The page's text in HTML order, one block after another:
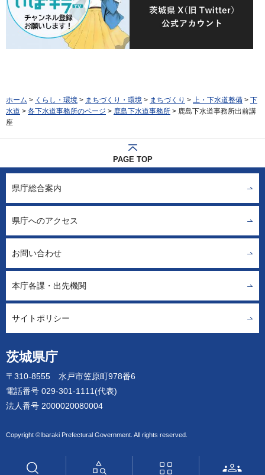
ホーム > くらし・環境 > まちづくり・環境 > まちづくり > 上・下水道整備 > 下
水道 > 各下水道事務所のページ > 鹿島下水道事務所 > 鹿島下水道事務所出前講
座
PAGE TOP
茨城県庁
〒310-8555 水戸市笠原町978番6
電話番号 029-301-1111(代表)
法人番号 2000020080004
Copyright ©Ibaraki Prefectural Government. All rights reserved.
県庁総合案内
県庁へのアクセス
お問い合わせ
本庁各課・出先機関
サイトポリシー